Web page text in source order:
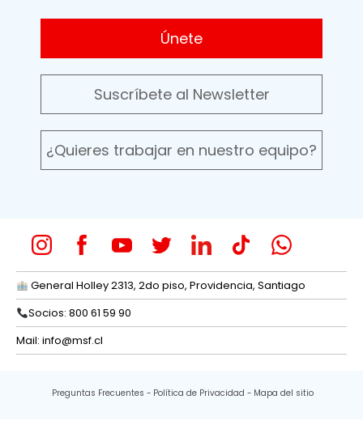
Únete
Suscríbete al Newsletter
¿Quieres trabajar en nuestro equipo?
General Holley 2313, 2do piso, Providencia, Santiago
Socios: 800 61 59 90
Mail: info@msf.cl
Preguntas Frecuentes Política de Privacidad Mapa del sitio